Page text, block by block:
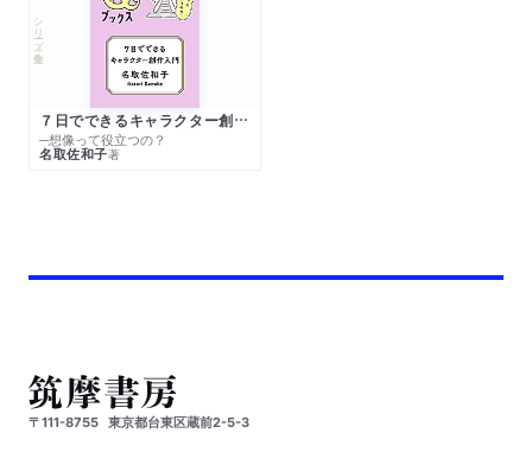
シリーズ・全集
７日でできるキャラクター創作入門
─想像って役立つの？
名取佐和子著
〒111-8755 東京都台東区蔵前2-5-3